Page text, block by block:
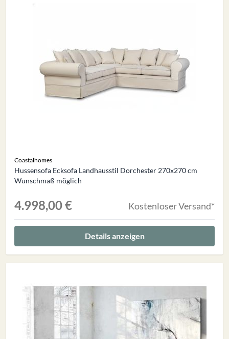
Coastalhomes
Hussensofa Ecksofa Landhausstil Dorchester 270x270 cm
Wunschmaß möglich
4.998,00 € Kostenloser Versand*
Details anzeigen